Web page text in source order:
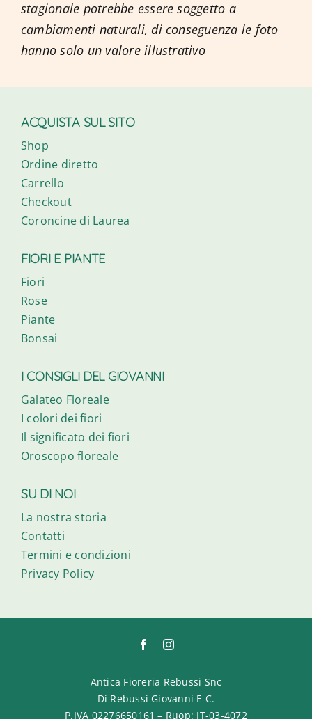
stagionale potrebbe essere soggetto a
cambiamenti naturali, di conseguenza le foto
hanno solo un valore illustrativo
ACQUISTA SUL SITO
Shop
Ordine diretto
Carrello
Checkout
Coroncine di Laurea
FIORI E PIANTE
Fiori
Rose
Piante
Bonsai
I CONSIGLI DEL GIOVANNI
Galateo Floreale
I colori dei fiori
Il significato dei fiori
Oroscopo floreale
SU DI NOI
La nostra storia
Contatti
Termini e condizioni
Privacy Policy
Antica Fioreria Rebussi Snc
Di Rebussi Giovanni E C.
P.IVA 02276650161 – Ruop: IT-03-4072